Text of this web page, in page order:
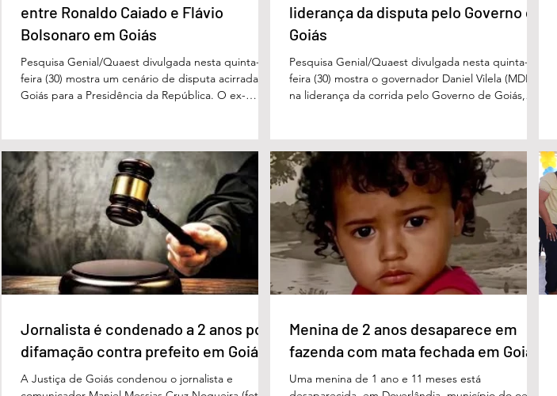
entre Ronaldo Caiado e Flávio
Bolsonaro em Goiás
Pesquisa Genial/Quaest divulgada nesta quinta-
feira (30) mostra um cenário de disputa acirrada em
Goiás para a Presidência da República. O ex-
27%. Considerando a margem de erro de três
pontos percentuais, os dois estão em empate
técnico. Na terceira colocação está o presidente
Luiz Inácio Lula da Silva (PT), com 23% das
intenções de voto. Os
liderança da disputa pelo Governo de
Goiás
Pesquisa Genial/Quaest divulgada nesta quinta-
feira (30) mostra o governador Daniel Vilela (MDB)
na liderança da corrida pelo Governo de Goiás,
turno, Daniel Vilela aparece com 37% das intenções
de voto, seguido pelo ex-governador Marconi
Perillo (PSDB), com 21%. Em seguida estão Wilder
Morais (PL), com 11%, Luis Cesar Bueno (PT), com
3%, e
Jornalista é condenado a 2 anos por
difamação contra prefeito em Goiás
A Justiça de Goiás condenou o jornalista e
Menina de 2 anos desaparece em
fazenda com mata fechada em Goiás
Uma menina de 1 ano e 11 meses está